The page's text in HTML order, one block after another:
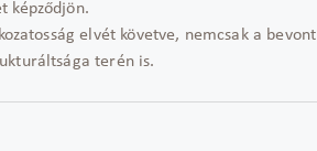
képződjön.
elvét követve, nemcsak a bevont
terén is.